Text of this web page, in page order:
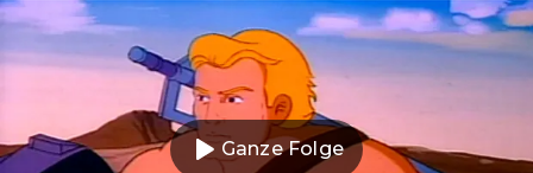
Ganze Folge